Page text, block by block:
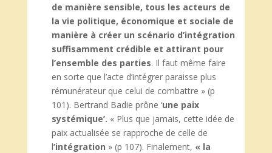
de manière sensible, tous les acteurs de
la vie politique, économique et sociale de
manière à créer un scénario d’intégration
suffisamment crédible et attirant pour
l’ensemble des parties. Il faut même faire
en sorte que l’acte d’intégrer paraisse plus
rémunérateur que celui de combattre » (p
101). Bertrand Badie prône ‘une paix
systémique’. « Plus que jamais, cette idée de
paix actualisée se rapproche de celle de
l’intégration » (p 107). Finalement, « la